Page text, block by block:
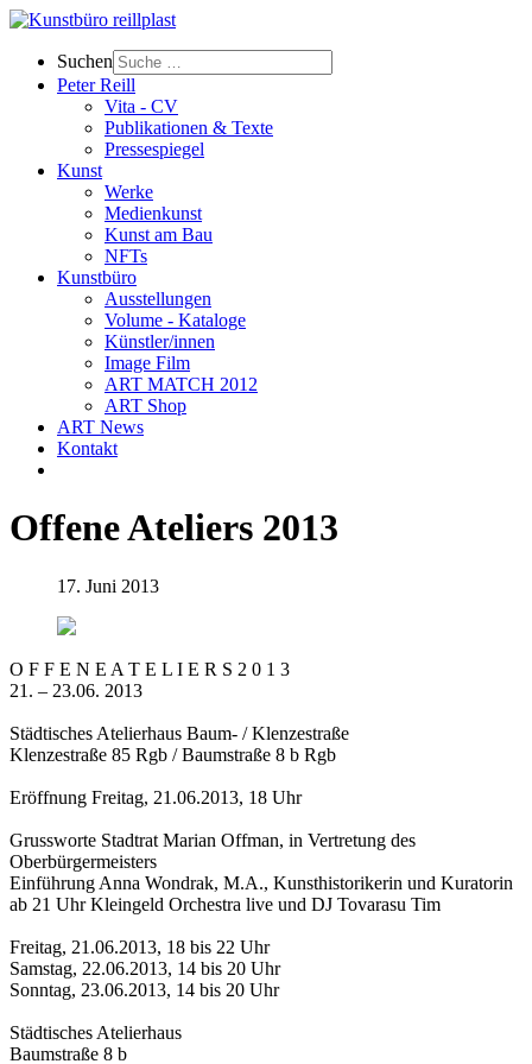
Suchen
Peter Reill
Vita - CV
Publikationen & Texte
Pressespiegel
Kunst
Werke
Medienkunst
Kunst am Bau
NFTs
Kunstbüro
Ausstellungen
Volume - Kataloge
Künstler/innen
Image Film
ART MATCH 2012
ART Shop
ART News
Kontakt
Offene Ateliers 2013
17. Juni 2013
O F F E N E A T E L I E R S 2 0 1 3
21. – 23.06. 2013
Städtisches Atelierhaus Baum- / Klenzestraße
Klenzestraße 85 Rgb / Baumstraße 8 b Rgb
Eröffnung Freitag, 21.06.2013, 18 Uhr
Grussworte Stadtrat Marian Offman, in Vertretung des
Oberbürgermeisters
Einführung Anna Wondrak, M.A., Kunsthistorikerin und Kuratorin
ab 21 Uhr Kleingeld Orchestra live und DJ Tovarasu Tim
Freitag, 21.06.2013, 18 bis 22 Uhr
Samstag, 22.06.2013, 14 bis 20 Uhr
Sonntag, 23.06.2013, 14 bis 20 Uhr
Städtisches Atelierhaus
Baumstraße 8 b